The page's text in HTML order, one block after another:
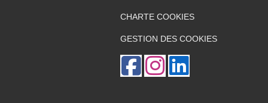
CHARTE COOKIES
GESTION DES COOKIES